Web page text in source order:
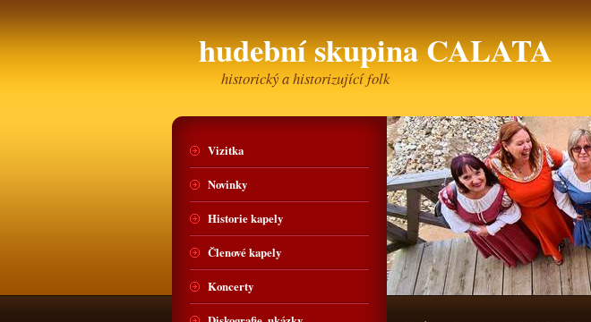
hudební skupina CALATA
historický a historizující folk
Vizitka
Novinky
Historie kapely
Členové kapely
Koncerty